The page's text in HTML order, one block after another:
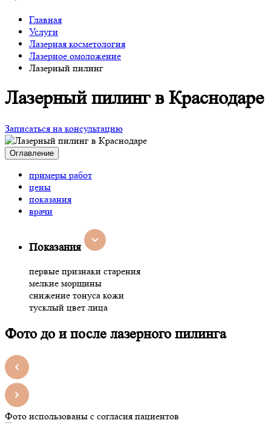
Главная
Услуги
Лазерная косметология
Лазерное омоложение
Лазерный пилинг
Лазерный пилингв Краснодаре
Записаться на консультацию
Оглавление
примеры работ
цены
показания
врачи
Показания
первые признаки старения
мелкие морщины
снижение тонуса кожи
тусклый цвет лица
Фото до и после лазерного пилинга
Фото использованы с согласия пациентов